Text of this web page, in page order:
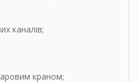
каналів;
краном;